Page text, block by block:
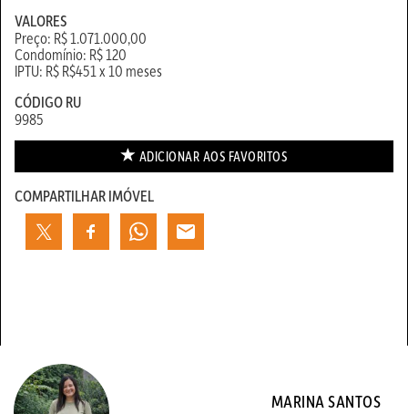
VALORES
Preço: R$ 1.071.000,00
Condomínio: R$ 120
IPTU: R$ R$451 x 10 meses
CÓDIGO RU
9985
ADICIONAR AOS FAVORITOS
COMPARTILHAR IMÓVEL
MARINA SANTOS